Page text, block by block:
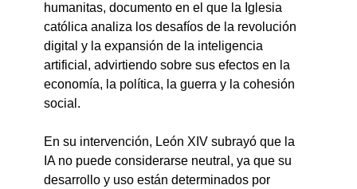
humanitas, documento en el que la Iglesia
católica analiza los desafíos de la revolución
digital y la expansión de la inteligencia
artificial, advirtiendo sobre sus efectos en la
economía, la política, la guerra y la cohesión
social.
En su intervención, León XIV subrayó que la
IA no puede considerarse neutral, ya que su
desarrollo y uso están determinados por